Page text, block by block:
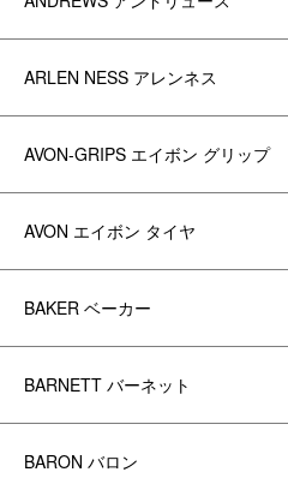
ARLEN NESS アレンネス
AVON-GRIPS エイボン グリップ
AVON エイボン タイヤ
BAKER ベーカー
BARNETT バーネット
BARON バロン